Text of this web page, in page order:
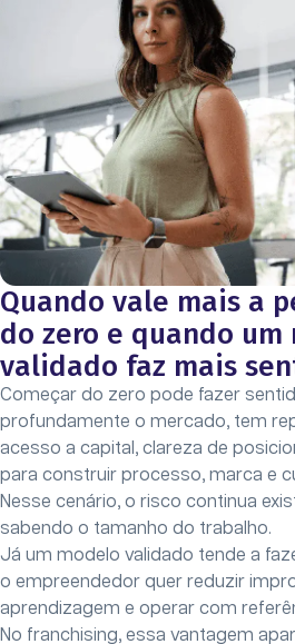
Quando vale mais a
do zero e quando um
validado faz mais
Começar do zero pode fazer
profundamente o mercado, tem
acesso a capital, clareza de
para construir processo, marca e
Nesse cenário, o risco continua
sabendo o tamanho do trabalho.
Já um modelo validado tende a
o empreendedor quer reduzir
aprendizagem e operar com
No franchising, essa vantagem